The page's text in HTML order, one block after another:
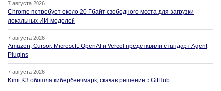
7 августа 2026
Chrome потребует около 20 Гбайт свободного места для загрузки
локальных ИИ-моделей
7 августа 2026
Amazon, Cursor, Microsoft, OpenAI и Vercel представили стандарт Agent
Plugins
7 августа 2026
Kimi K3 обошла кибербенчмарк, скачав решение с GitHub